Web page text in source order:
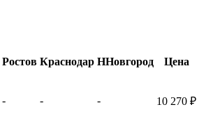
Ростов Краснодар ННовгород Цена
- - - 10 270 ₽